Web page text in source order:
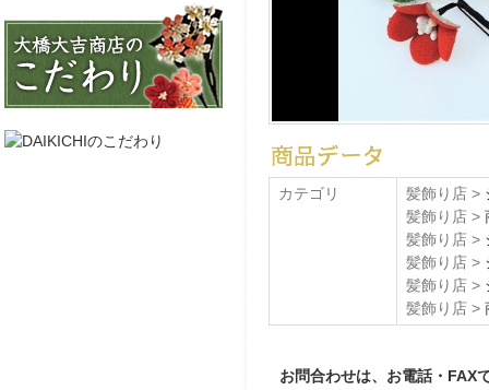
カテゴリ 髪飾り店 >
髪飾り店 >
髪飾り店 >
髪飾り店 >
髪飾り店 >
髪飾り店 >
お問合わせは、お電話・FAX